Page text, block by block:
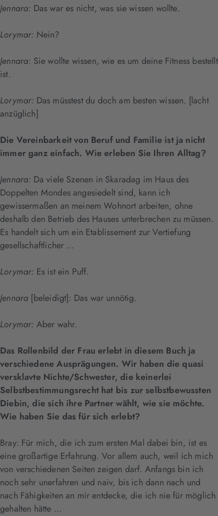
Jennara: Das war es nicht, was sie wissen wollte.
Lorymar: Nein?
Jennara: Sie wollte wissen, wie es um deine Fitness bestellt
ist.
Lorymar: Das müsstest du doch am besten wissen. [lacht
anzüglich]
Die Vereinbarkeit von Beruf und Familie ist ja nicht
immer ganz einfach. Wie erleben Sie Ihren Alltag?
Jennara: Da viele Szenen in Skaradag im Haus des
Doppelten Mondes angesiedelt sind, kann ich
gewissermaßen an meinem Wohnort arbeiten, ohne
deshalb den Betrieb des Hauses unterbrechen zu müssen.
Es handelt sich um ein Etablissement zur Vertiefung
gesellschaftlicher …
Lorymar: Es ist ein Puff.
Jennara [beleidigt]: Das war unnötig.
Lorymar: Aber wahr.
Das Rollenbild der Frau erlebt in diesem Buch ja
verschiedene Ausprägungen. Wir haben die quasi
versklavte Nichte/Schwester, die keinerlei
Selbstbestimmungsrecht hat bis zur selbstbewussten
Diebin, die sich ihre Partner wählt, wie sie möchte.
Wie haben Sie das für sich erlebt?
Bray: Für mich, die ich zum ersten Mal dabei bin, ist es
eine großartige Erfahrung. Vor allem auch, weil ich mich
von verschiedenen Seiten zeigen darf. Anfangs bin ich
noch sehr unerfahren und naiv, bis ich dann nach und
nach Fähigkeiten an mir entdecke, die ich nie für möglich
gehalten hätte …